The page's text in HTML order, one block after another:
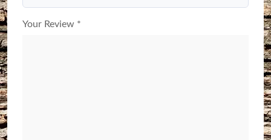
Your Review *